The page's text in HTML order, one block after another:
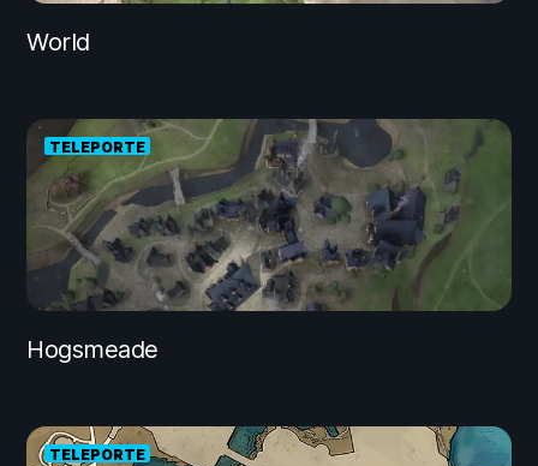
World
TELEPORTE
Hogsmeade
TELEPORTE